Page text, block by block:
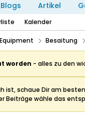
Blogs Artikel
Kalender
Equipment Besaitung
worden - alles zu den
ist, schaue Dir am
Beiträge wähle das